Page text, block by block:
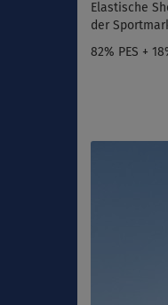
Elastische
der
82% PES +